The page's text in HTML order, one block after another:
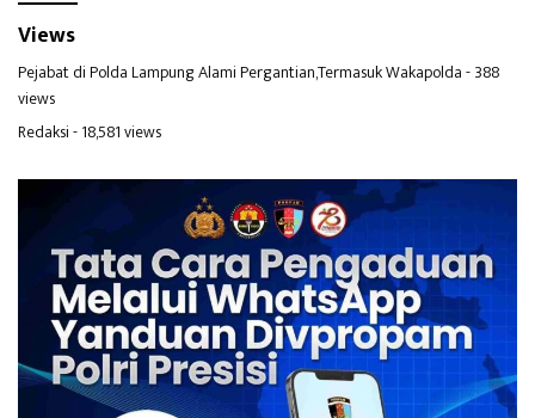
Views
Pejabat di Polda Lampung Alami Pergantian,Termasuk Wakapolda- 388
views
Redaksi- 18,581 views